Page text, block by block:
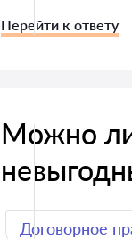
Перейти к ответу
Можно ли
Договорное